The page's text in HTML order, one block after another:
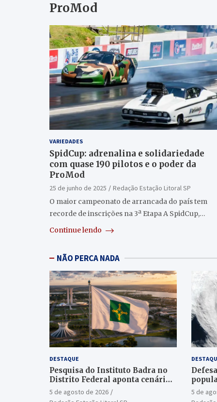
ProMod
VARIEDADES
SpidCup: adrenalina e solidariedade
com quase 190 pilotos e o poder da
ProMod
25 de junho de 2025
Redação Estação Litoral SP
O maior campeonato de arrancada do país tem
recorde de inscrições na 3ª Etapa A SpidCup,…
Continue lendo
NÃO PERCA NADA
DESTAQUE
Pesquisa do Instituto Badra no
Distrito Federal aponta cenário
aberto para o Senado
5 de agosto de 2026
5 de